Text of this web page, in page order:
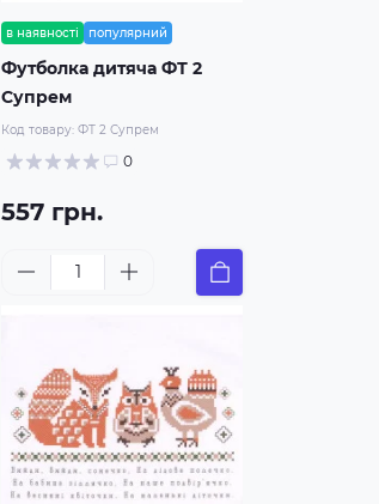
в наявності популярний
Футболка дитяча ФТ 2
Супрем
Код товару:ФТ 2 Супрем
0
557 грн.